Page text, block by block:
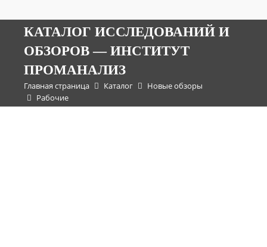
КАТАЛОГ ИССЛЕДОВАНИЙ И
ОБЗОРОВ — ИНСТИТУТ
ПРОМАНАЛИЗ
Главная страница Каталог
Новые обзоры
Рабочие